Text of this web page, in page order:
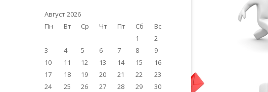
Август 2026
Пн
Вт Ср Чт Пт Сб
Вс
1
2
3
4 5 6 7 8
9
10
11 12 13 14 15
16
17
18 19 20 21 22
23
24
25 26 27 28 29
30